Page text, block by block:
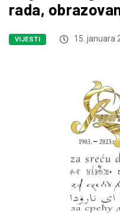
rada,
VIJESTI 15. januara